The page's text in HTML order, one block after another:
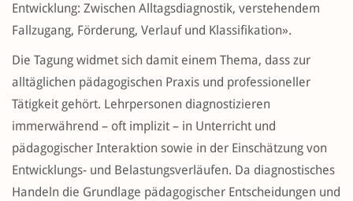
Entwicklung: Zwischen Alltagsdiagnostik, verstehendem
Fallzugang, Förderung, Verlauf und Klassifikation».
Die Tagung widmet sich damit einem Thema, dass zur
alltäglichen pädagogischen Praxis und professioneller
Tätigkeit gehört. Lehrpersonen diagnostizieren
immerwährend – oft implizit – in Unterricht und
pädagogischer Interaktion sowie in der Einschätzung von
Entwicklungs- und Belastungsverläufen. Da diagnostisches
Handeln die Grundlage pädagogischer Entscheidungen und